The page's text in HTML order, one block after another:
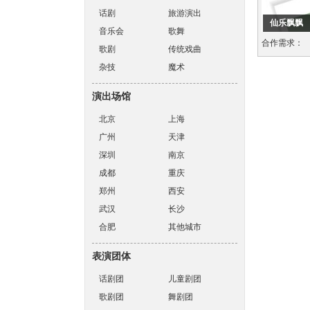
话剧
旅游演出
音乐会
歌舞
歌剧
传统戏曲
杂技
魔术
演出场馆
北京
上海
广州
天津
深圳
南京
成都
重庆
郑州
西安
武汉
长沙
合肥
其他城市
表演团体
话剧团
儿童剧团
歌剧团
舞剧团
仙乐飘飘
合作需求：